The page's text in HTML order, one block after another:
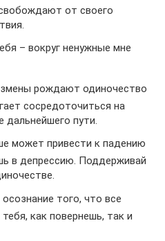
от своего
– вокруг ненужные мне
рождают одиночество
сосредоточиться на
дальнейшего пути.
может привести к падению
в депрессию. Поддерживай
того, что все
как повернешь, так и